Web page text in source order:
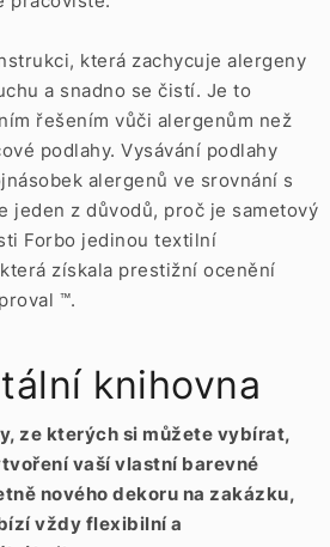
která zachycuje alergeny
a snadno se čistí. Je to
řešením vůči alergenům než
podlahy. Vysávání podlahy
alergenů ve srovnání s
jeden z důvodů, proč je sametový
Forbo jedinou textilní
získala prestižní ocenění
™.
knihovna
ze kterých si můžete vybírat,
vaší vlastní barevné
nového dekoru na zakázku,
vždy flexibilní a